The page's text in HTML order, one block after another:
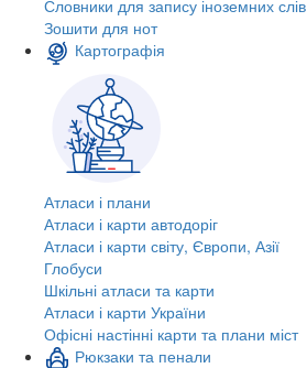
Словники для запису іноземних слів
Зошити для нот
Картографія
Атласи і плани
Атласи і карти автодоріг
Атласи і карти світу, Європи, Азії
Глобуси
Шкільні атласи та карти
Атласи і карти України
Офісні настінні карти та плани міст
Рюкзаки та пенали